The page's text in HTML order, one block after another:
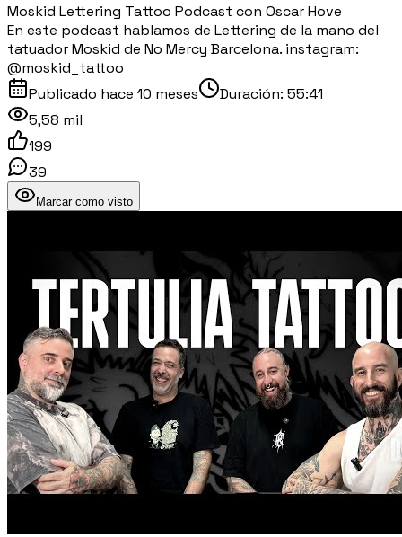
Moskid Lettering Tattoo Podcast con Oscar Hove
En este podcast hablamos de Lettering de la mano del
tatuador Moskid de No Mercy Barcelona. instagram:
@moskid_tattoo
Publicado hace 10 meses Duración: 55:41
5,58 mil
199
39
Marcar como visto